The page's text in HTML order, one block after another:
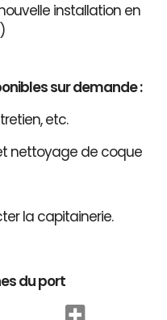
installation en
sur demande :
etc.
nettoyage de coque
la capitainerie.
du port